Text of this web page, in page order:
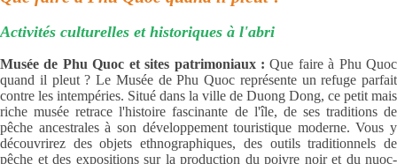
Activités culturelles et historiques à l'abri
Musée de Phu Quoc et sites patrimoniaux : Que faire à Phu Quoc
quand il pleut ? Le Musée de Phu Quoc représente un refuge parfait
contre les intempéries. Situé dans la ville de Duong Dong, ce petit mais
riche musée retrace l'histoire fascinante de l'île, de ses traditions de
pêche ancestrales à son développement touristique moderne. Vous y
découvrirez des objets ethnographiques, des outils traditionnels de
pêche et des expositions sur la production du poivre noir et du nuoc-